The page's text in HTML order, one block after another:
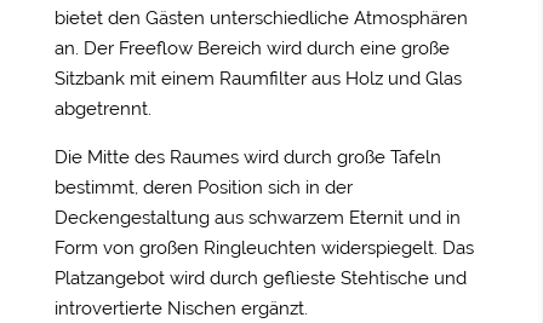
bietet den Gästen unterschiedliche Atmosphären
an. Der Freeflow Bereich wird durch eine große
Sitzbank mit einem Raumfilter aus Holz und Glas
abgetrennt.
Die Mitte des Raumes wird durch große Tafeln
bestimmt, deren Position sich in der
Deckengestaltung aus schwarzem Eternit und in
Form von großen Ringleuchten widerspiegelt. Das
Platzangebot wird durch geflieste Stehtische und
introvertierte Nischen ergänzt.